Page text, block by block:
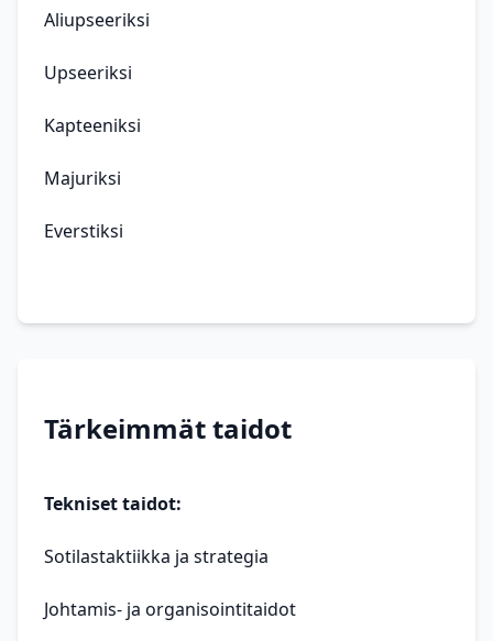
Aliupseeriksi
Upseeriksi
Kapteeniksi
Majuriksi
Everstiksi
Tärkeimmät taidot
Tekniset taidot:
Sotilastaktiikka ja strategia
Johtamis- ja organisointitaidot